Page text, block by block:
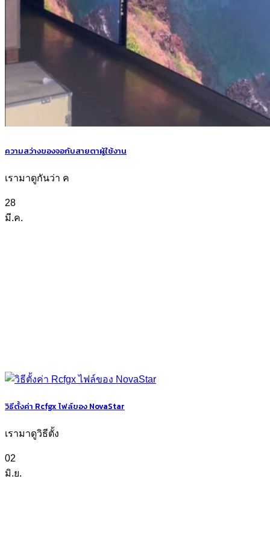
ความสว่างของจอกับสายตาผู้ใช้งาน
เรามาดูกันว่า ค
28
มี.ค.
วิธีตั้งค่า Rcfgx ไฟล์ของ NovaStar
เรามาดูวิธีตั้ง
02
มิ.ย.